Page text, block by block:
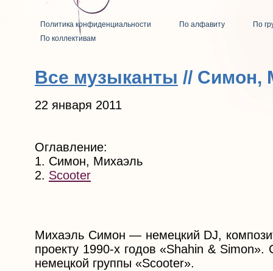
Политика конфиденциальности По алфавиту
По
По коллективам
Все музыканты // Симон,
22 января 2011
Оглавление:
1. Симон, Михаэль
2. Scooter
Михаэль Симон — немецкий DJ,
проекту 1990-х годов «Shahin &
немецкой группы «Scooter».